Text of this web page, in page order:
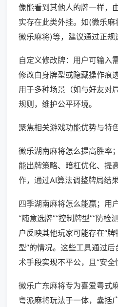
像能看到其他人的牌一样，
实存在此类外挂。如(微乐
微乐麻将)等，建议通过正规
自定义修改牌：用户可输入
修改自身牌型或隐藏操作痕
用于多种场景（如与好友对
规则，维护公平环境。
聚焦相关游戏功能优势与特色
微乐湖南麻将怎么提高胜率
能出牌策略、暗杠优化、提
作，通过AI算法调整牌局结
四季湖南麻将怎么能赢；用
“随意选牌”“控制牌型”“防检
户反映其他玩家可能存在“牌
型”的情况。这些工具通过
术手段实现不平公，且“安全
微乐广东麻将专为喜爱粤式
粤派麻将玩法于一体，囊括